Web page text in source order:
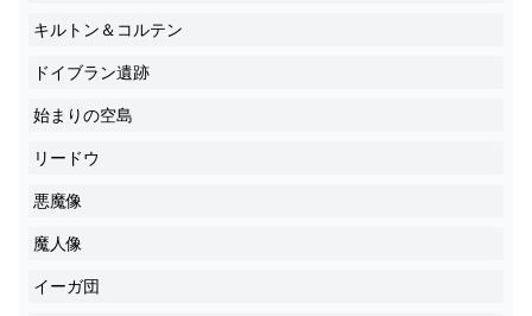
キルトン＆コルテン
ドイブラン遺跡
始まりの空島
リードウ
悪魔像
魔人像
イーガ団